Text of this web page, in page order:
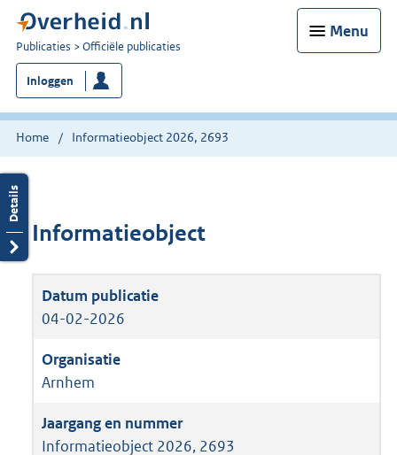
Menu
U
bent
nu
hier:
Publicaties Officiële publicaties
Inloggen
Home Informatieobject 2026, 2693
Informatieobject
04-02-2026
Arnhem
Informatieobject 2026, 2693